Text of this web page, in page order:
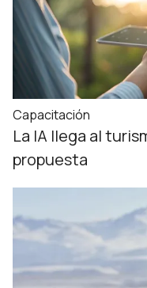
Capacitación
La IA llega al
propuesta